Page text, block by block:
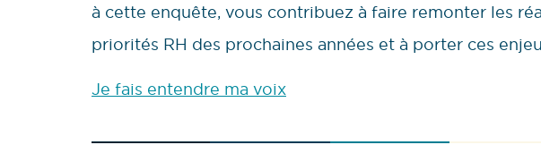
à cette enquête, vous contribuez à faire remonter les
priorités RH des prochaines années et à porter ces
Je fais entendre ma voix